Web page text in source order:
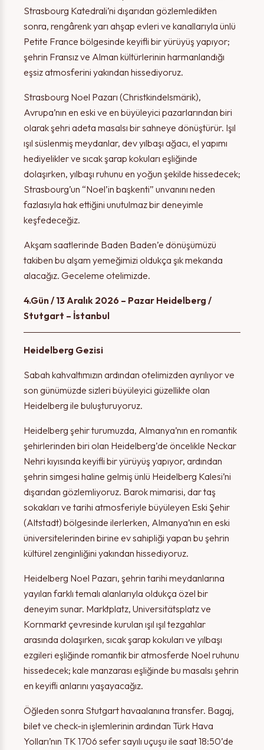
Strasbourg Katedrali’ni dışarıdan gözlemledikten
sonra, rengârenk yarı ahşap evleri ve kanallarıyla ünlü
Petite France bölgesinde keyifli bir yürüyüş yapıyor;
şehrin Fransız ve Alman kültürlerinin harmanlandığı
eşsiz atmosferini yakından hissediyoruz.
Strasbourg Noel Pazarı (Christkindelsmärik),
Avrupa’nın en eski ve en büyüleyici pazarlarından biri
olarak şehri adeta masalsı bir sahneye dönüştürür. Işıl
ışıl süslenmiş meydanlar, dev yılbaşı ağacı, el yapımı
hediyelikler ve sıcak şarap kokuları eşliğinde
dolaşırken, yılbaşı ruhunu en yoğun şekilde hissedecek;
Strasbourg’un “Noel’in başkenti” unvanını neden
fazlasıyla hak ettiğini unutulmaz bir deneyimle
keşfedeceğiz.
Akşam saatlerinde Baden Baden’e dönüşümüzü
takiben bu alşam yemeğimizi oldukça şık mekanda
alacağız. Geceleme otelimizde.
4.Gün / 13 Aralık 2026 – Pazar Heidelberg /
Stutgart – İstanbul
Heidelberg Gezisi
Sabah kahvaltımızın ardından otelimizden ayrılıyor ve
son günümüzde sizleri büyüleyici güzellikte olan
Heidelberg ile buluşturuyoruz.
Heidelberg şehir turumuzda, Almanya’nın en romantik
şehirlerinden biri olan Heidelberg’de öncelikle Neckar
Nehri kıyısında keyifli bir yürüyüş yapıyor, ardından
şehrin simgesi haline gelmiş ünlü Heidelberg Kalesi’ni
dışarıdan gözlemliyoruz. Barok mimarisi, dar taş
sokakları ve tarihi atmosferiyle büyüleyen Eski Şehir
(Altstadt) bölgesinde ilerlerken, Almanya’nın en eski
üniversitelerinden birine ev sahipliği yapan bu şehrin
kültürel zenginliğini yakından hissediyoruz.
Heidelberg Noel Pazarı, şehrin tarihi meydanlarına
yayılan farklı temalı alanlarıyla oldukça özel bir
deneyim sunar. Marktplatz, Universitätsplatz ve
Kornmarkt çevresinde kurulan ışıl ışıl tezgahlar
arasında dolaşırken, sıcak şarap kokuları ve yılbaşı
ezgileri eşliğinde romantik bir atmosferde Noel ruhunu
hissedecek; kale manzarası eşliğinde bu masalsı şehrin
en keyifli anlarını yaşayacağız.
Öğleden sonra Stutgart havaalanına transfer. Bagaj,
bilet ve check-in işlemlerinin ardından Türk Hava
Yolları’nın TK 1706 sefer sayılı uçuşu ile saat 18:50’de
Form başarı ile gönderildi. En kısa sürede sizinle iletişime
geçilecektir.
TAMAM
Lütfen en az 1 adet seçeneği işaretleyiniz.
TAMAM